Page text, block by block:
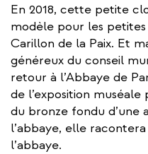
En 2018, cette petite
modèle pour les
Carillon de la Paix. Et
généreux du conseil
retour à l’Abbaye de
de l’exposition
du bronze fondu d’une
l’abbaye, elle
l’abbaye.